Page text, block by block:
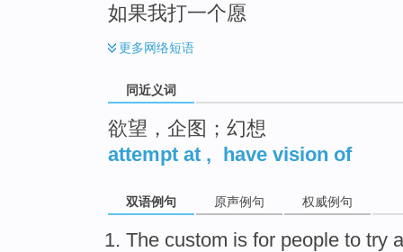
如果我打一个愿
更多网络短语
同近义词
欲望，企图；幻想
attempt at , have vision of
双语例句 原声例句 权威例句
The custom is for people to try